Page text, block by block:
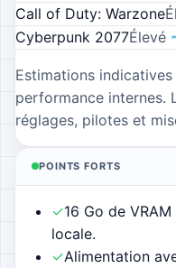
Call of Duty: Warzone
Cyberpunk 2077Élevé
Estimations
performance internes.
réglages, pilotes et
POINTS FORTS
✓16 Go de
locale.
✓Alimentation